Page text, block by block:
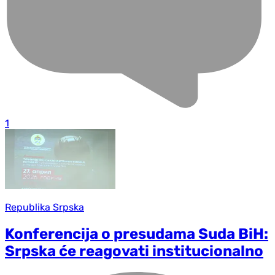
1
Republika Srpska
Konferencija o presudama Suda BiH:
Srpska će reagovati institucionalno